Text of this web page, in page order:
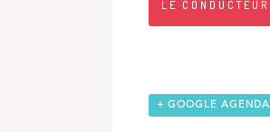
LE CONDUCTEUR
+ GOOGLE AGENDA